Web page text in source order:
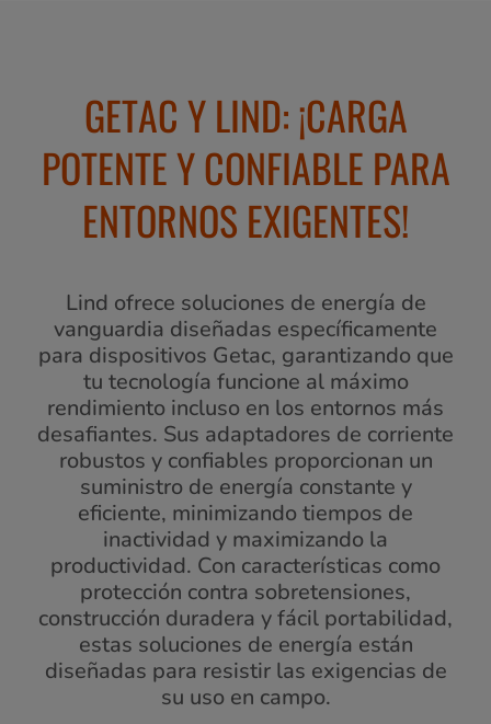
GETAC Y LIND: ¡CARGA
POTENTE Y CONFIABLE PARA
ENTORNOS EXIGENTES!
Lind ofrece soluciones de energía de
vanguardia diseñadas específicamente
para dispositivos Getac, garantizando que
tu tecnología funcione al máximo
rendimiento incluso en los entornos más
desafiantes. Sus adaptadores de corriente
robustos y confiables proporcionan un
suministro de energía constante y
eficiente, minimizando tiempos de
inactividad y maximizando la
productividad. Con características como
protección contra sobretensiones,
construcción duradera y fácil portabilidad,
estas soluciones de energía están
diseñadas para resistir las exigencias de
su uso en campo.